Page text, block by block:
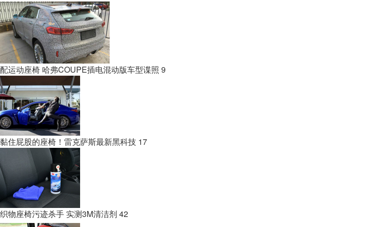
配运动座椅 哈弗COUPE插电混动版车型谍照 9
黏住屁股的座椅！雷克萨斯最新黑科技 17
织物座椅污迹杀手 实测3M清洁剂 42